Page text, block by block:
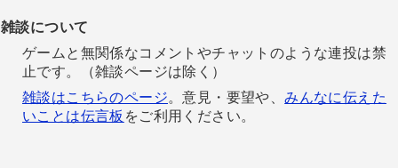
雑談について
ゲームと無関係なコメントやチャットのような連投は禁
止です。（雑談ページは除く）
雑談はこちらのページ。意見・要望や、みんなに伝えた
いことは伝言板 をご利用ください。